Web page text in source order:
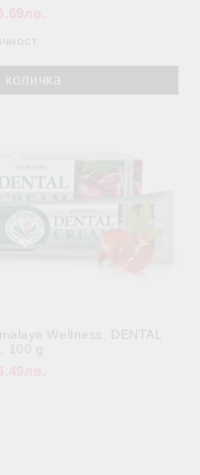
Wellness, DENTAL
100 g